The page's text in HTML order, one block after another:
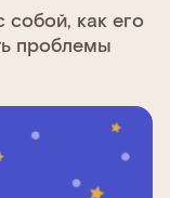
собой, как его
проблемы